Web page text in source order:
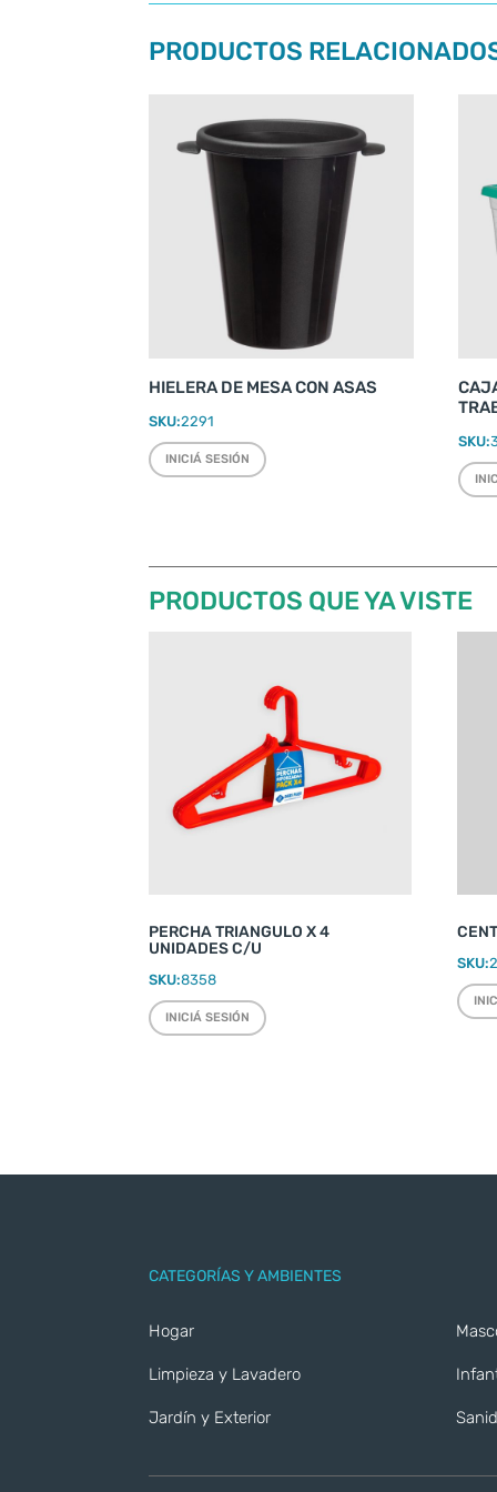
PRODUCTOS
HIELERA DE MESA CON ASAS
SKU:2291
INICIÁ SESIÓN
SKU:
PRODUCTOS QUE YA VISTE
PERCHA TRIANGULO X 4
UNIDADES C/U
SKU:8358
INICIÁ SESIÓN
SKU:
CATEGORÍAS Y AMBIENTES
Hogar
Limpieza y Lavadero
Jardín y Exterior